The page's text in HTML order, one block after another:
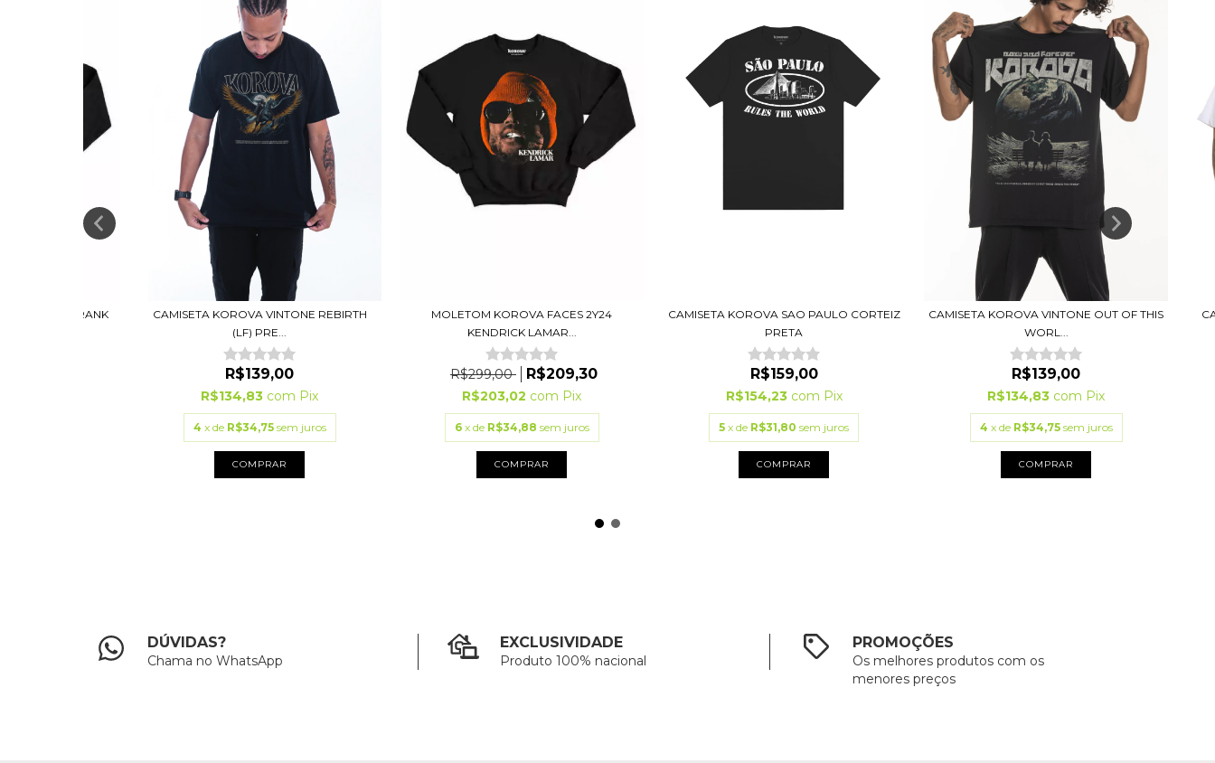
2Y24 FRANK
CAMISETA KOROVA VINTONE REBIRTH
(LF) PRE...
R$139,00
R$134,83 com Pix
4 x de R$34,75 sem juros
COMPRAR
MOLETOM KOROVA FACES 2Y24
KENDRICK LAMAR...
R$299,00 R$209,30
R$203,02 com Pix
6 x de R$34,88 sem juros
COMPRAR
CAMISETA KOROVA SAO PAULO CORTEIZ
PRETA
R$159,00
R$154,23 com Pix
5 x de R$31,80 sem juros
COMPRAR
CAMISETA KOROVA VINTONE OUT OF THIS
WORL...
R$139,00
R$134,83 com Pix
4 x de R$34,75 sem juros
COMPRAR
DÚVIDAS?
Chama no WhatsApp
EXCLUSIVIDADE
Produto 100% nacional
PROMOÇÕES
Os melhores produtos com os
menores preços